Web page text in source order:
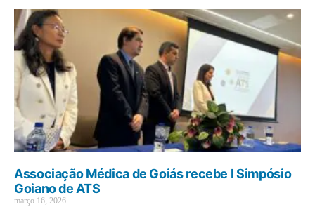
Associação Médica de Goiás recebe I Simpósio
Goiano de ATS
março 16, 2026